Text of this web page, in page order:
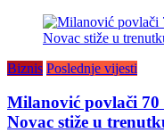
Biznis Poslednje vijesti
Milanović povlači
Novac stiže u